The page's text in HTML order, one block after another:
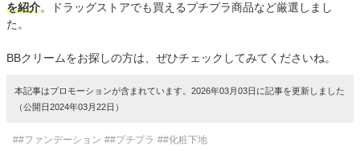
を紹介。ドラッグストアでも買えるプチプラ商品など厳選しまし
た。
BBクリームをお探しの方は、ぜひチェックしてみてくださいね。
本記事はプロモーションが含まれています。2026年03月03日に記事を更新しました
（公開日2024年03月22日）
##ファンデーション ##プチプラ ##化粧下地